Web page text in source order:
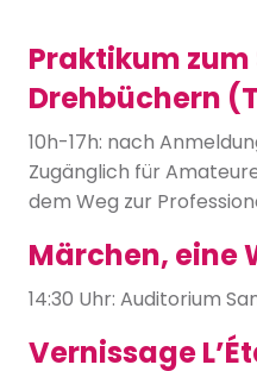
Praktikum
Drehbüchern
10h-17h: nach
Zugänglich für
dem Weg zur
Märchen, eine
14:30 Uhr: Auditorium
Vernissage